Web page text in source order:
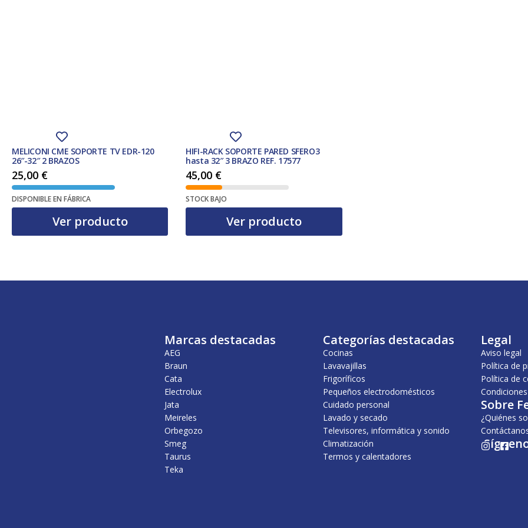
MELICONI CME SOPORTE TV EDR-120
26″-32″ 2 BRAZOS
25,00 €
DISPONIBLE EN FÁBRICA
Ver producto
HIFI-RACK SOPORTE PARED SFERO3
hasta 32″ 3 BRAZO REF. 17577
45,00 €
STOCK BAJO
Ver producto
Marcas destacadas
AEG
Braun
Cata
Electrolux
Jata
Meireles
Orbegozo
Smeg
Taurus
Teka
Categorías destacadas
Cocinas
Lavavajillas
Frigoríficos
Pequeños electrodomésticos
Cuidado personal
Lavado y secado
Televisores, informática y sonido
Climatización
Termos y calentadores
Legal
Aviso legal
Política de
Política de
Sobre
¿Quiénes
I F